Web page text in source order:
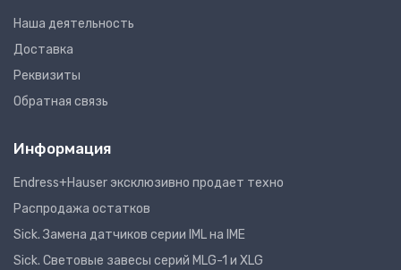
Наша деятельность
Доставка
Реквизиты
Обратная связь
Информация
Endress+Hauser эксклюзивно продает техно
Распродажа остатков
Sick. Замена датчиков серии IML на IME
Sick. Световые завесы серий MLG-1 и XLG